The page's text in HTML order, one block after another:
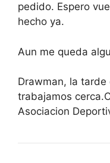
pedido. Espero
hecho ya.
Aun me queda
Drawman, la
trabajamos
Asociacion